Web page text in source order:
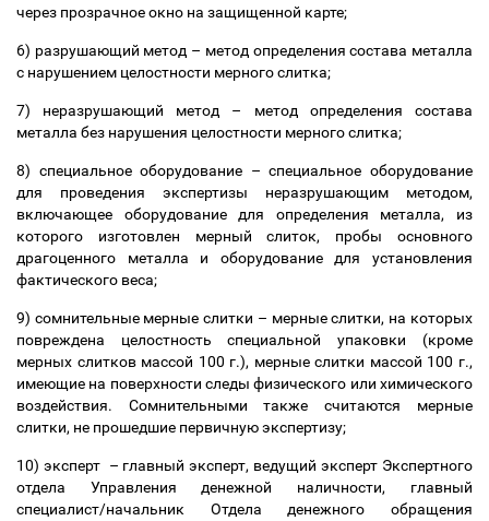
через прозрачное окно на защищенной карте;
6) разрушающий метод – метод определения состава металла
с нарушением целостности мерного слитка;
7) неразрушающий метод – метод определения состава
металла без нарушения целостности мерного слитка;
8) специальное оборудование – специальное оборудование
для проведения экспертизы неразрушающим методом,
включающее оборудование для определения металла, из
которого изготовлен мерный слиток, пробы основного
драгоценного металла и оборудование для установления
фактического веса;
9) сомнительные мерные слитки – мерные слитки, на которых
повреждена целостность специальной упаковки (кроме
мерных слитков массой 100 г.), мерные слитки массой 100 г.,
имеющие на поверхности следы физического или химического
воздействия. Сомнительными также считаются мерные
слитки, не прошедшие первичную экспертизу;
10) эксперт – главный эксперт, ведущий эксперт Экспертного
отдела Управления денежной наличности, главный
специалист/начальник Отдела денежного обращения